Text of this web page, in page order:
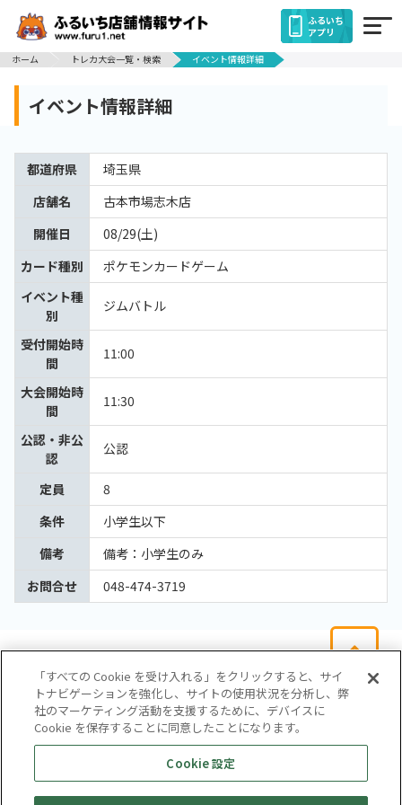
ふるいち
アプリ
ホーム
トレカ大会一覧・検索 イベント情報詳細
イベント情報詳細
都道府県
埼玉県
店舗名
古本市場志木店
開催日
08/29(土)
カード種別
ポケモンカードゲーム
イベント種
別
ジムバトル
受付開始時
間
11:00
大会開始時
間
11:30
公認・非公
認
公認
定員
8
条件
小学生以下
備考
備考：小学生のみ
お問合せ
048-474-3719
会社概要
サイトマップ
お問い合わせ
個人情報保護方針
株式会社テイツー
「すべての Cookie を受け入れる」をクリックすると、サイ
トナビゲーションを強化し、サイトの使用状況を分析し、弊
社のマーケティング活動を支援するために、デバイスに
Cookie を保存することに同意したことになります。
Cookie 設定